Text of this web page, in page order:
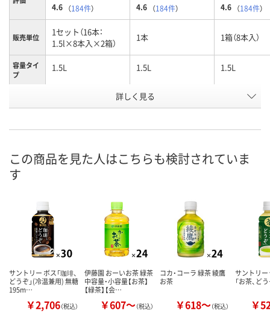
4.6 （184件） 4.6 （184件） 4.6 （184件）
販売単位
1セット（16本：
1.5l×8本入×2箱）
1本 1箱（8本入）
容量タイ
プ
1.5L 1.5L 1.5L
ストレートティー ストレート
号
お届け日
カゴへ カゴへ カ
詳しく見る
この商品を見た人はこちらも検討されていま
す
サントリー ボス「珈琲、
どうぞ」(冷温兼用) 無糖
195m…
￥2,706（税込）
伊藤園 おーいお茶 緑茶
中容量・小容量【お茶】
【緑茶】【会…
￥607～（税込）
コカ・コーラ 緑茶 綾鷹
お茶
￥618～（税込）
サントリー
「お茶、ど
￥